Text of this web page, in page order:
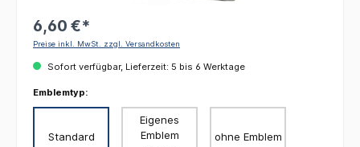
6,60 €*
Preise inkl. MwSt. zzgl. Versandkosten
Sofort verfügbar, Lieferzeit: 5 bis 6 Werktage
Emblemtyp:
Standard
Eigenes
Emblem
ohne Emblem